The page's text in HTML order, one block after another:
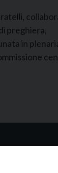
preghiera,
in